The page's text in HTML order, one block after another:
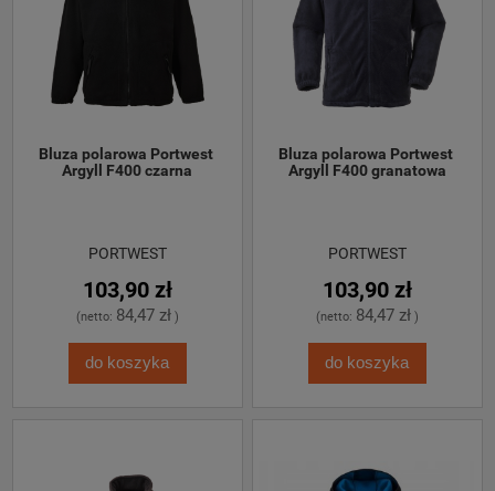
Bluza polarowa Portwest
Argyll F400 czarna
PORTWEST
103,90 zł
(netto: 84,47 zł)
do koszyka
Bluza polarowa Portwest
Argyll F400 granatowa
PORTWEST
103,90 zł
(netto: 84,47 zł)
do koszyka